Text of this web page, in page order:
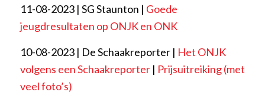
11-08-2023 | SG Staunton | Goede
jeugdresultaten op ONJK en ONK
10-08-2023 | De Schaakreporter | Het ONJK
volgens een Schaakreporter| Prijsuitreiking (met
veel foto’s)